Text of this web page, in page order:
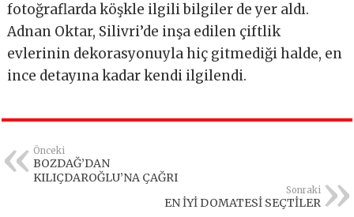
fotoğraflarda köşkle ilgili bilgiler de yer aldı.
Adnan Oktar, Silivri’de inşa edilen çiftlik
evlerinin dekorasyonuyla hiç gitmediği halde, en
ince detayına kadar kendi ilgilendi.
Önceki
BOZDAĞ’DAN
KILIÇDAROĞLU’NA ÇAĞRI
Sonraki
EN İYİ DOMATESİ SEÇTİLER